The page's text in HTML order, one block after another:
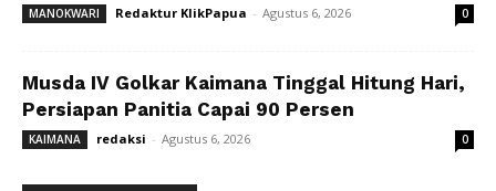
MANOKWARI Redaktur KlikPapua - Agustus 6, 2026 0
Musda IV Golkar Kaimana Tinggal Hitung Hari,
Persiapan Panitia Capai 90 Persen
KAIMANA redaksi - Agustus 6, 2026 0